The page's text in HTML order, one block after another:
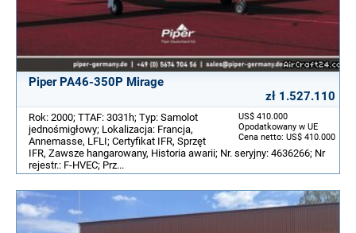
Piper PA46-350P Mirage
zł 1.527.110
US$ 410.000
Opodatkowany w UE
Cena netto: US$ 410.000
Rok: 2000; TTAF: 3031h; Typ: Samolot
jednośmigłowy; Lokalizacja: Francja,
Annemasse, LFLI; Certyfikat IFR, Sprzęt
IFR, Zawsze hangarowany, Historia awarii; Nr. seryjny: 4636266; Nr
rejestr.: F-HVEC; Prz...